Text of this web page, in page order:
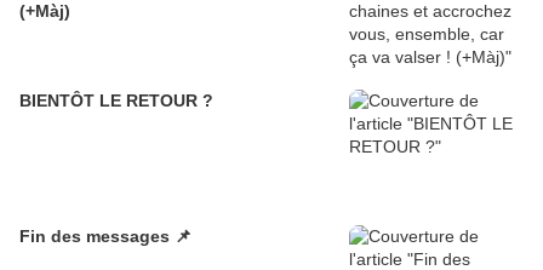
(+Màj)
BIENTÔT LE RETOUR ?
Fin des messages 📌